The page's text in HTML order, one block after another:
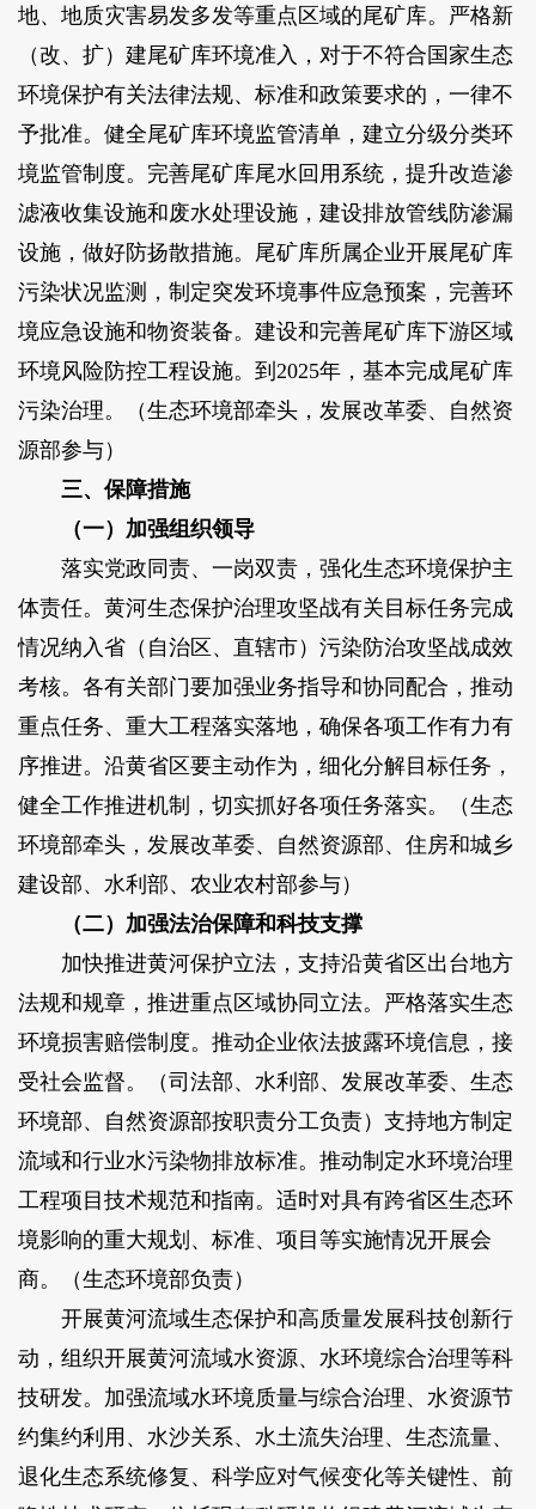
地、地质灾害易发多发等重点区域的尾矿库。严格新
（改、扩）建尾矿库环境准入，对于不符合国家生态
环境保护有关法律法规、标准和政策要求的，一律不
予批准。健全尾矿库环境监管清单，建立分级分类环
境监管制度。完善尾矿库尾水回用系统，提升改造渗
滤液收集设施和废水处理设施，建设排放管线防渗漏
设施，做好防扬散措施。尾矿库所属企业开展尾矿库
污染状况监测，制定突发环境事件应急预案，完善环
境应急设施和物资装备。建设和完善尾矿库下游区域
环境风险防控工程设施。到2025年，基本完成尾矿库
污染治理。（生态环境部牵头，发展改革委、自然资
源部参与）
三、保障措施
（一）加强组织领导
落实党政同责、一岗双责，强化生态环境保护主
体责任。黄河生态保护治理攻坚战有关目标任务完成
情况纳入省（自治区、直辖市）污染防治攻坚战成效
考核。各有关部门要加强业务指导和协同配合，推动
重点任务、重大工程落实落地，确保各项工作有力有
序推进。沿黄省区要主动作为，细化分解目标任务，
健全工作推进机制，切实抓好各项任务落实。（生态
环境部牵头，发展改革委、自然资源部、住房和城乡
建设部、水利部、农业农村部参与）
（二）加强法治保障和科技支撑
加快推进黄河保护立法，支持沿黄省区出台地方
法规和规章，推进重点区域协同立法。严格落实生态
环境损害赔偿制度。推动企业依法披露环境信息，接
受社会监督。（司法部、水利部、发展改革委、生态
环境部、自然资源部按职责分工负责）支持地方制定
流域和行业水污染物排放标准。推动制定水环境治理
工程项目技术规范和指南。适时对具有跨省区生态环
境影响的重大规划、标准、项目等实施情况开展会
商。（生态环境部负责）
开展黄河流域生态保护和高质量发展科技创新行
动，组织开展黄河流域水资源、水环境综合治理等科
技研发。加强流域水环境质量与综合治理、水资源节
约集约利用、水沙关系、水土流失治理、生态流量、
退化生态系统修复、科学应对气候变化等关键性、前